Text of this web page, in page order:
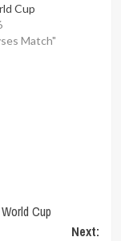
Cup
Match"
Cup
Next: